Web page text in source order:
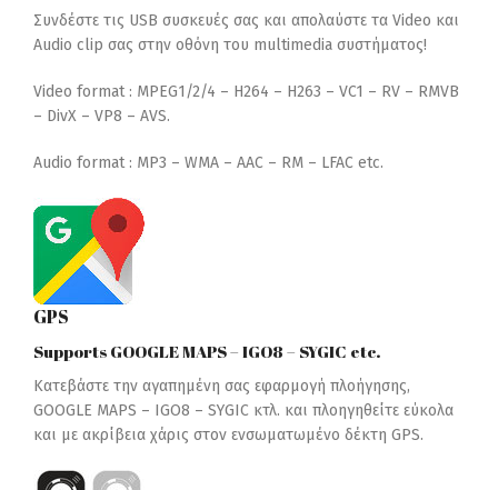
Συνδέστε τις USB συσκευές σας και απολαύστε τα Video και
Audio clip σας στην οθόνη του multimedia συστήματος!
Video format : MPEG1/2/4 – H264 – H263 – VC1 – RV – RMVB
– DivX – VP8 – AVS.
Audio format : MP3 – WMA – AAC – RM – LFAC etc.
GPS
Supports GOOGLE MAPS – IGO8 – SYGIC etc.
Κατεβάστε την αγαπημένη σας εφαρμογή πλοήγησης,
GOOGLE MAPS – IGO8 – SYGIC κτλ. και πλοηγηθείτε εύκολα
και με ακρίβεια χάρις στον ενσωματωμένο δέκτη GPS.